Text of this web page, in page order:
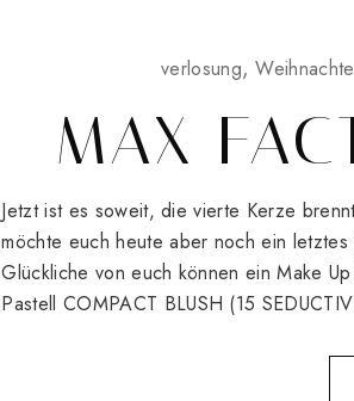
verlosung
MAX
Jetzt ist es soweit, die vierte Kerze
möchte euch heute aber noch ein
Glückliche von euch können ein Make
Pastell COMPACT BLUSH (15